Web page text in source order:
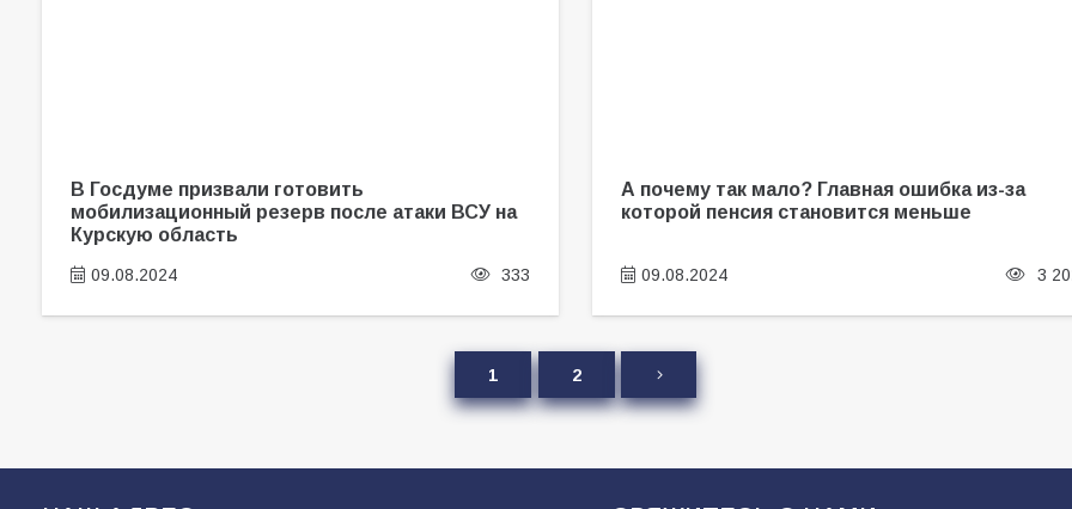
В Госдуме призвали готовить
мобилизационный резерв после атаки ВСУ на
Курскую область
09.08.2024 333
А почему так мало? Главная ошибка из-за
которой пенсия становится меньше
09.08.2024 3
1 2